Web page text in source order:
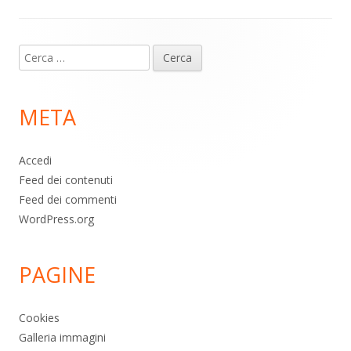
piè
pagina
Ricerca
per:
META
Accedi
Feed dei contenuti
Feed dei commenti
WordPress.org
PAGINE
Cookies
Galleria immagini